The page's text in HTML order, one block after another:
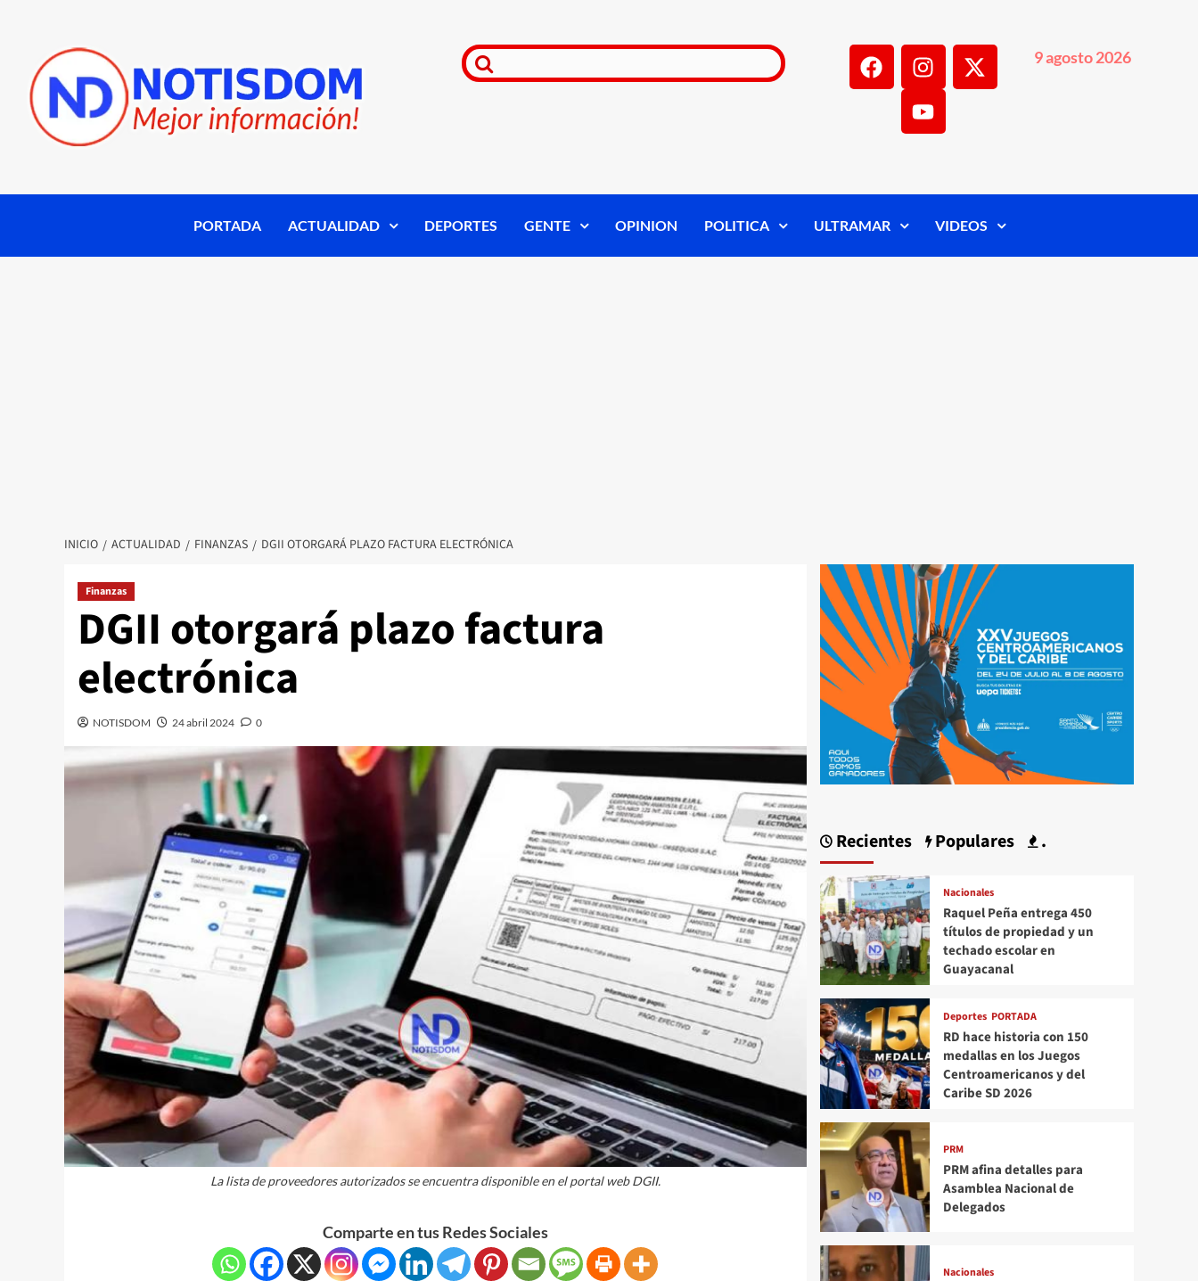
9 agosto 2026
PORTADA ACTUALIDAD DEPORTES GENTE OPINION POLITICA ULTRAMAR VIDEOS
INICIO ACTUALIDAD FINANZAS DGII OTORGARÁ PLAZO FACTURA ELECTRÓNICA
Finanzas
DGII otorgará plazo factura
electrónica
NOTISDOM 24 abril 2024 0
La lista de proveedores autorizados se encuentra disponible en el portal web DGII.
Comparte en tus Redes Sociales
Recientes Populares .
Nacionales
Raquel Peña entrega 450
títulos de propiedad y un
techado escolar en
Guayacanal
Deportes PORTADA
RD hace historia con 150
medallas en los Juegos
Centroamericanos y del
Caribe SD 2026
PRM
PRM afina detalles para
Asamblea Nacional de
Delegados
Nacionales